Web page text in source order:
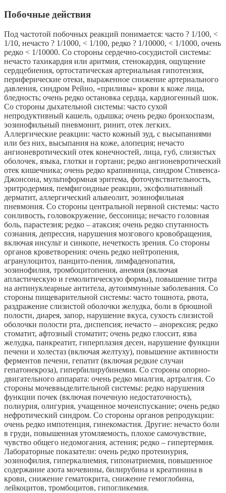
Побочные действия
Под частотой побочных реакций понимается: часто ? 1/100, <
1/10, нечасто ? 1/1000, < 1/100, редко ? 1/10000, < 1/1000, очень
редко < 1/10000. Со стороны сердечно-сосудистой системы:
нечасто тахикардия или аритмия, стенокардия, ощущение
сердцебиения, ортостатическая артериальная гипотензия,
периферические отеки, выраженное снижение артериального
давления, синдром Рейно, «приливы» крови к коже лица,
бледность; очень редко остановка сердца, кардиогенный шок.
Со стороны дыхательной системы: часто сухой
непродуктивный кашель, одышка; очень редко бронхоспазм,
эозинофильный пневмонит, ринит, отек легких.
Аллергические реакции: часто кожный зуд, с высыпаниями
или без них, высыпания на коже, алопеция; нечасто
ангионевротический отек конечностей, лица, губ, слизистых
оболочек, языка, глотки и гортани; редко ангионевротический
отек кишечника; очень редко крапивница, синдром Стивенса-
Джонсона, мультиформная эритема, фоточувствительность,
эритродермия, пемфигоидные реакции, эксфолиативный
дерматит, аллергический альвеолит, эозинофильная
пневмония. Со стороны центральной нервной системы: часто
сонливость, головокружение, бессоница; нечасто головная
боль, парастезия; редко – атаксия; очень редко спутанность
сознания, депрессия, нарушения мозгового кровобращения,
включая инсульт и синкопе, нечеткость зрения. Со стороны
органов кроветворения: очень редко нейтропения,
агранулоцитоз, панцито-пения, лимфаденопатия,
эозинофилия, тромбоцитопения, анемия (включая
апластическую и гемолитическую формы), повышение титра
на антинуклеарные антитела, аутоиммунные заболевания. Со
стороны пищеварительной системы: часто тошнота, рвота,
раздражение слизистой оболочки желудка, боли в брюшной
полости, диарея, запор, нарушение вкуса, сухость слизистой
оболочки полости рта, диспепсия; нечасто – анорексия; редко
стоматит, афтозный стоматит; очень редко глоссит, язва
желудка, панкреатит, гиперплазия десен, нарушение функции
печени и холестаз (включая желтуху), повышение активности
ферментов печени, гепатит (включая редкие случаи
гепатонекроза), гипербилирубинемия. Со стороны опорно-
двигательного аппарата: очень редко миалгия, артралгия. Со
стороны мочеввыделительной системы: редко нарушения
функции почек (включая почечную недостаточность),
полиурия, олигурия, учащенное мочеиспускание; очень редко
нефротический синдром. Со стороны органов репродукции:
очень редко импотенция, гинекомастия. Другие: нечасто боли
в груди, повышенная утомляемость, плохое самочувствие,
чувство общего недомогания, астения; редко – гипертермия.
Лабораторные показатели: очень редко протеинурия,
эозинофилия, гиперкалиемия, гипонатриемия, повышенное
содержание азота мочевины, билирубина и креатинина в
крови, снижение гематокрита, снижение гемоглобина,
лейкоцитов, тромбоцитов, гипогликемия.